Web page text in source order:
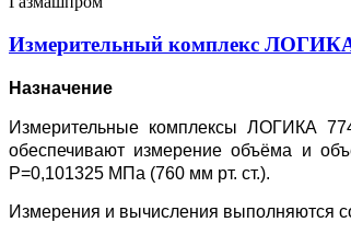
Измерительный комплекс
Назначение
Измерительные комплексы ЛОГИКА
обеспечивают измерение объёма и
Р=0,101325 МПа (760 мм рт. ст.).
Измерения и вычисления выполняются